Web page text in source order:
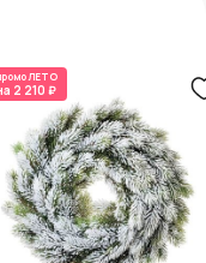
ЛЕТО
2 210 ₽